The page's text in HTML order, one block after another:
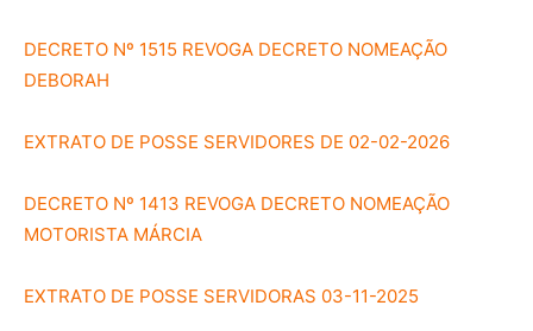
DECRETO Nº 1515 REVOGA DECRETO NOMEAÇÃO
DEBORAH
EXTRATO DE POSSE SERVIDORES DE 02-02-2026
DECRETO Nº 1413 REVOGA DECRETO NOMEAÇÃO
MOTORISTA MÁRCIA
EXTRATO DE POSSE SERVIDORAS 03-11-2025